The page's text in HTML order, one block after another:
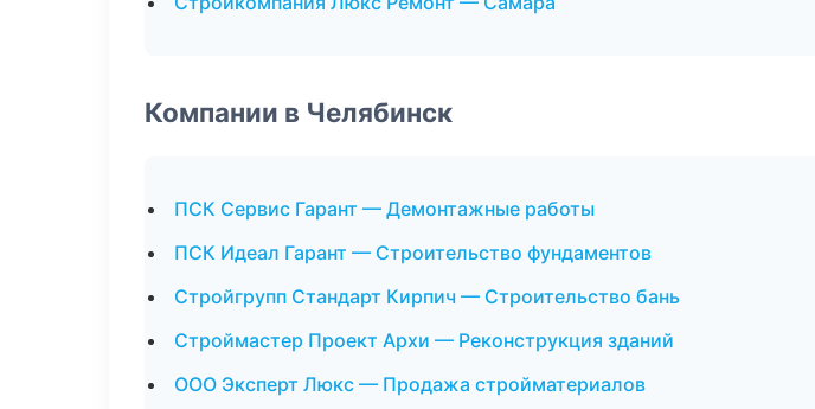
Компании в Челябинск
ПСК Сервис Гарант — Демонтажные работы
ПСК Идеал Гарант — Строительство фундаментов
Стройгрупп Стандарт Кирпич — Строительство бань
Строймастер Проект Архи — Реконструкция зданий
ООО Эксперт Люкс — Продажа стройматериалов